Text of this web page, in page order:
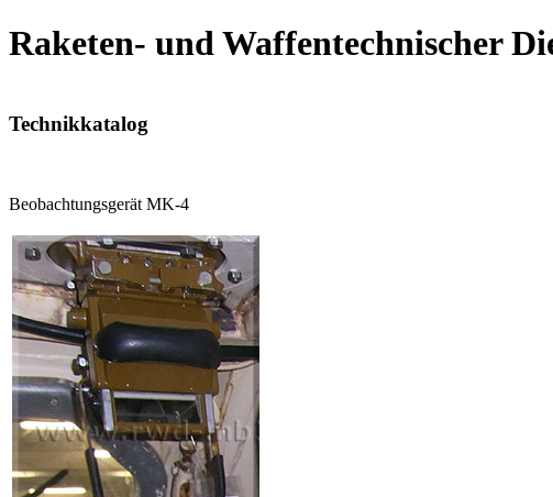
Raketen- und Waffentechnischer
Technikkatalog
Beobachtungsgerät MK-4